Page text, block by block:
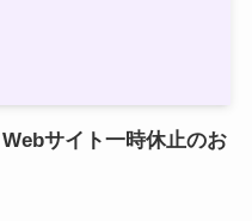
サイト一時休止のお